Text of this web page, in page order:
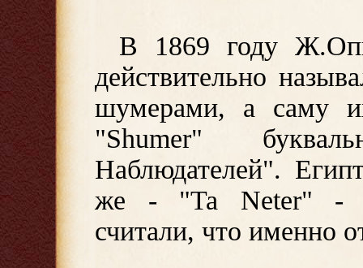
В 1869 году
действительно
шумерами, а саму
"Shumer"
Наблюдателей".
же - "Ta Neter" -
считали, что именно